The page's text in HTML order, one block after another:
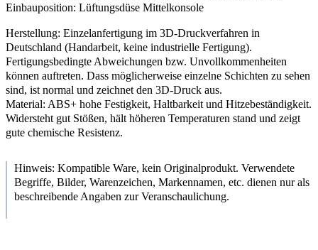
Einbauposition: Lüftungsdüse Mittelkonsole
Herstellung: Einzelanfertigung im 3D-Druckverfahren in
Deutschland (Handarbeit, keine industrielle Fertigung).
Fertigungsbedingte Abweichungen bzw. Unvollkommenheiten
können auftreten. Dass möglicherweise einzelne Schichten zu sehen
sind, ist normal und zeichnet den 3D-Druck aus.
Material: ABS+ hohe Festigkeit, Haltbarkeit und Hitzebeständigkeit.
Widersteht gut Stößen, hält höheren Temperaturen stand und zeigt
gute chemische Resistenz.
Hinweis: Kompatible Ware, kein Originalprodukt. Verwendete
Begriffe, Bilder, Warenzeichen, Markennamen, etc. dienen nur als
beschreibende Angaben zur Veranschaulichung.